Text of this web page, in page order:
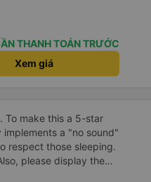
Việt Nam ^^), và chỗ
THANH TOÁN TRƯỚC
Xem giá
To make this a 5-star
a "no sound"
respect those sleeping.
please display the
for convenience. I